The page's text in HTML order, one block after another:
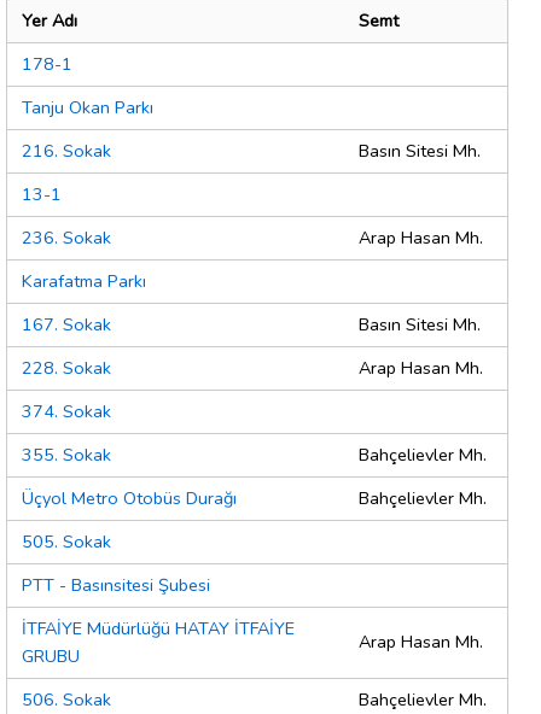
Yer Adı
Semt
178-1
Tanju Okan Parkı
216. Sokak
Basın Sitesi Mh.
13-1
236. Sokak
Arap Hasan Mh.
Karafatma Parkı
167. Sokak
Basın Sitesi Mh.
228. Sokak
Arap Hasan Mh.
374. Sokak
355. Sokak
Bahçelievler Mh.
Üçyol Metro Otobüs Durağı
Bahçelievler Mh.
505. Sokak
PTT - Basınsitesi Şubesi
İTFAİYE Müdürlüğü HATAY İTFAİYE
GRUBU
Arap Hasan Mh.
506. Sokak
Bahçelievler Mh.